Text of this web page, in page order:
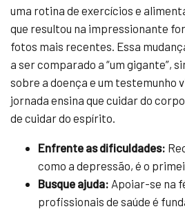
uma rotina de exercícios e
que resultou na impressionante
fotos mais recentes. Essa
a ser comparado a “um gigante”,
sobre a doença e um testemunho
jornada ensina que cuidar do
de cuidar do espírito.
Enfrente as dificuldades:
como a depressão, é o
Busque ajuda: Apoiar-se na
profissionais de saúde é